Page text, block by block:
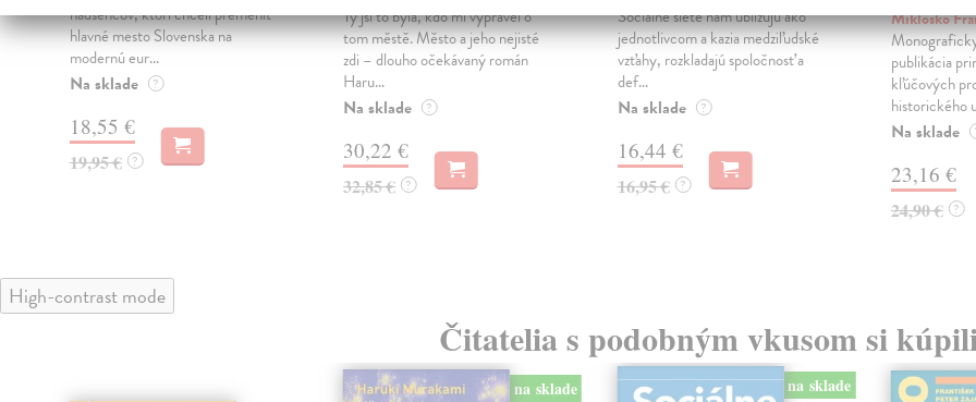
nadšencov, ktorí chceli premeniť
hlavné mesto Slovenska na
modernú eur...
Na sklade ?
18,55 €
19,95 € ?
Ty jsi to byla, kdo mi vyprávěl o
tom městě. Město a jeho nejisté
zdi – dlouho očekávaný román
Haru...
Na sklade ?
30,22 €
32,85 € ?
Sociálne siete nám ubližujú ako
jednotlivcom a kazia medziľudské
vzťahy, rozkladajú spoločnosť a
def...
Na sklade ?
16,44 €
16,95 € ?
Mikloško
publikácia
kľúčových
historického
Na sklade
23,16 €
24,90 € ?
High-contrast mode
Čitatelia s podobným vkusom si
na sklade
na sklade